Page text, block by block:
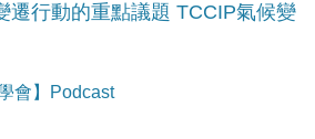
遷行動的重點議題 TCCIP氣候變
會】Podcast